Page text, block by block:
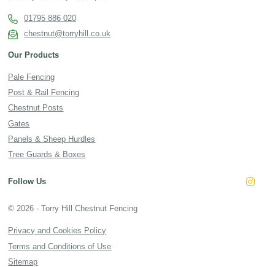
01795 886 020
chestnut@torryhill.co.uk
Our Products
Pale Fencing
Post & Rail Fencing
Chestnut Posts
Gates
Panels & Sheep Hurdles
Tree Guards & Boxes
Follow Us
© 2026 - Torry Hill Chestnut Fencing
Privacy and Cookies Policy
Terms and Conditions of Use
Sitemap